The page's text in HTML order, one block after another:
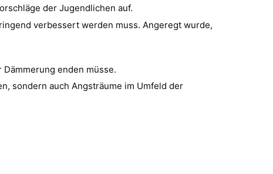
der Jugendlichen auf.
verbessert werden muss. Angeregt wurde,
enden müsse.
sondern auch Angsträume im Umfeld der